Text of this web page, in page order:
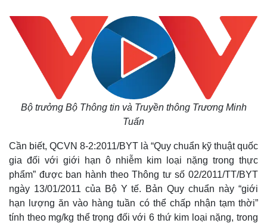
Thế giới
Quan sát
Multimedia
Video
Bộ trưởng Bộ Thông tin và Truyền thông Trương Minh
Tuấn
Cần biết, QCVN 8-2:2011/BYT là “Quy chuẩn kỹ thuật quốc
gia đối với giới hạn ô nhiễm kim loại nặng trong thực
phẩm” được ban hành theo Thông tư số 02/2011/TT/BYT
ngày 13/01/2011 của Bộ Y tế. Bản Quy chuẩn này “giới
hạn lượng ăn vào hàng tuần có thể chấp nhận tạm thời”
tính theo mg/kg thể trọng đối với 6 thứ kim loại nặng, trong